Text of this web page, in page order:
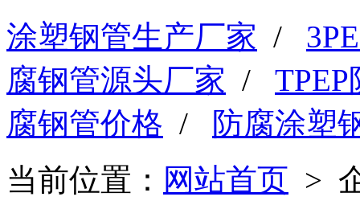
涂塑钢管生产厂家 /
腐钢管源头厂家 /
腐钢管价格 /
防腐涂塑
当前位置： 网站首页 >